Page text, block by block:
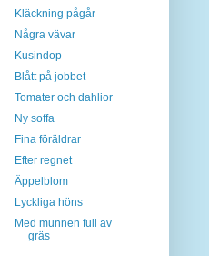
Kläckning pågår
Några vävar
Kusindop
Blått på jobbet
Tomater och dahlior
Ny soffa
Fina föräldrar
Efter regnet
Äppelblom
Lyckliga höns
Med munnen full av
gräs